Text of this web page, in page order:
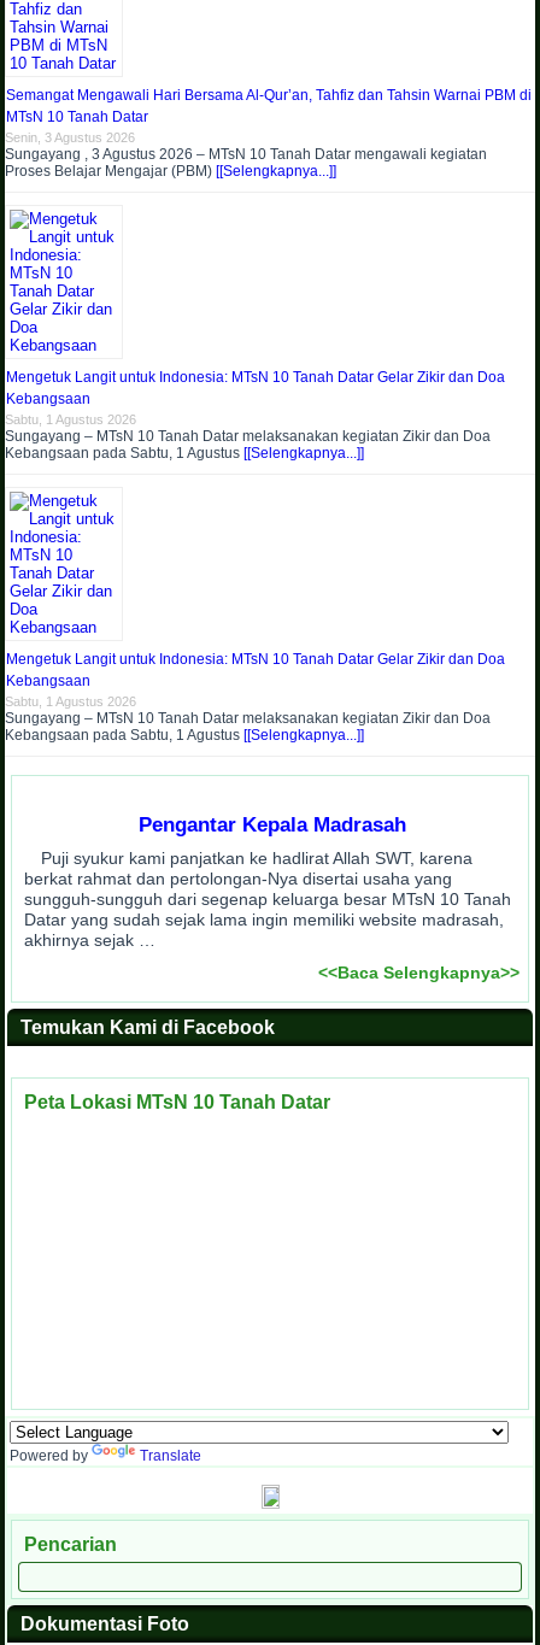
Semangat Mengawali Hari Bersama Al-Qur’an, Tahfiz dan Tahsin Warnai PBM di
MTsN 10 Tanah Datar
Senin, 3 Agustus 2026
Sungayang , 3 Agustus 2026 – MTsN 10 Tanah Datar mengawali kegiatan
Proses Belajar Mengajar (PBM) [[Selengkapnya...]]
Mengetuk Langit untuk Indonesia: MTsN 10 Tanah Datar Gelar Zikir dan Doa
Kebangsaan
Sabtu, 1 Agustus 2026
Sungayang – MTsN 10 Tanah Datar melaksanakan kegiatan Zikir dan Doa
Kebangsaan pada Sabtu, 1 Agustus [[Selengkapnya...]]
Mengetuk Langit untuk Indonesia: MTsN 10 Tanah Datar Gelar Zikir dan Doa
Kebangsaan
Sabtu, 1 Agustus 2026
Sungayang – MTsN 10 Tanah Datar melaksanakan kegiatan Zikir dan Doa
Kebangsaan pada Sabtu, 1 Agustus [[Selengkapnya...]]
Pengantar Kepala Madrasah
Puji syukur kami panjatkan ke hadlirat Allah SWT, karena
berkat rahmat dan pertolongan-Nya disertai usaha yang
sungguh-sungguh dari segenap keluarga besar MTsN 10 Tanah
Datar yang sudah sejak lama ingin memiliki website madrasah,
akhirnya sejak …
<<Baca Selengkapnya>>
Temukan Kami di Facebook
Peta Lokasi MTsN 10 Tanah Datar
Powered by Translate
Pencarian
Dokumentasi Foto